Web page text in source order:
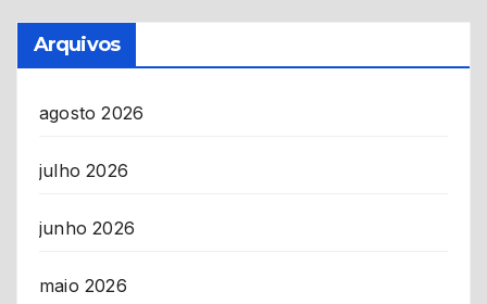
Arquivos
agosto 2026
julho 2026
junho 2026
maio 2026